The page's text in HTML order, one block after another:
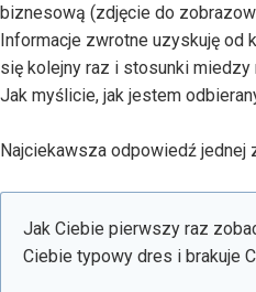
biznesową (zdjęcie do
Informacje zwrotne uzyskuję od
się kolejny raz i stosunki
Jak myślicie, jak jestem
Najciekawsza odpowiedź jednej
Jak Ciebie pierwszy raz
Ciebie typowy dres i brakuje